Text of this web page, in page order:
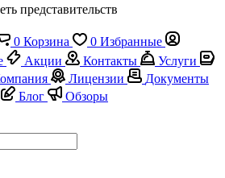
представительств
0 Корзина 0 Избранные
Акции Контакты
Услуги
Лицензии
Документы
Блог
Обзоры